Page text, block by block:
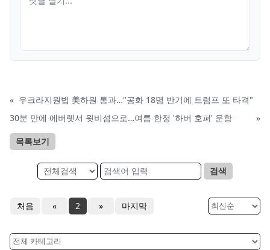
« 우크라지원법 美하원 통과…"공화 18명 반기에 트럼프 또 타격"
30분 만에 에버렛서 윗비섬으로…여름 한정 '하버 호퍼' 운항
»
목록보기
검색
처음 « 2 » 마지막